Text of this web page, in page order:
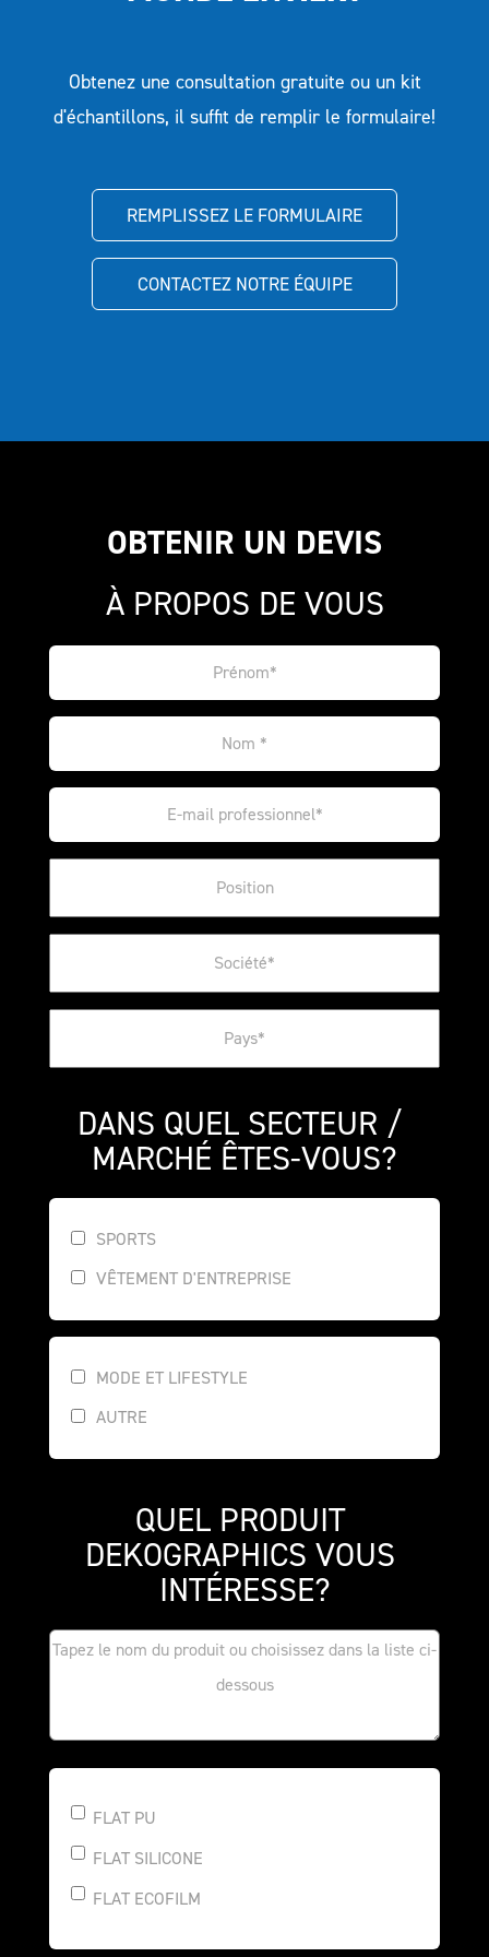
Obtenez une consultation gratuite ou un kit
d'échantillons, il suffit de remplir le formulaire!
REMPLISSEZ LE FORMULAIRE
CONTACTEZ NOTRE ÉQUIPE
OBTENIR UN DEVIS
À PROPOS DE VOUS
DANS QUEL SECTEUR /
MARCHÉ ÊTES-VOUS?
SPORTS
VÊTEMENT D'ENTREPRISE
MODE ET LIFESTYLE
AUTRE
QUEL PRODUIT
DEKOGRAPHICS VOUS
INTÉRESSE?
FLAT PU
FLAT SILICONE
FLAT ECOFILM